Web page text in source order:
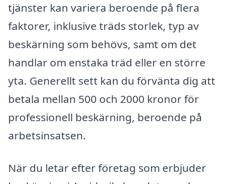
tjänster kan variera beroende på flera
faktorer, inklusive träds storlek, typ av
beskärning som behövs, samt om det
handlar om enstaka träd eller en större
yta. Generellt sett kan du förvänta dig att
betala mellan 500 och 2000 kronor för
professionell beskärning, beroende på
arbetsinsatsen.
När du letar efter företag som erbjuder